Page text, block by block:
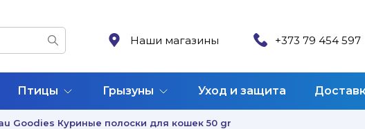
Наши магазины +373 79 454 597
Птицы Грызуны Уход и защита
Goodies Куриные полоски для кошек 50 gr